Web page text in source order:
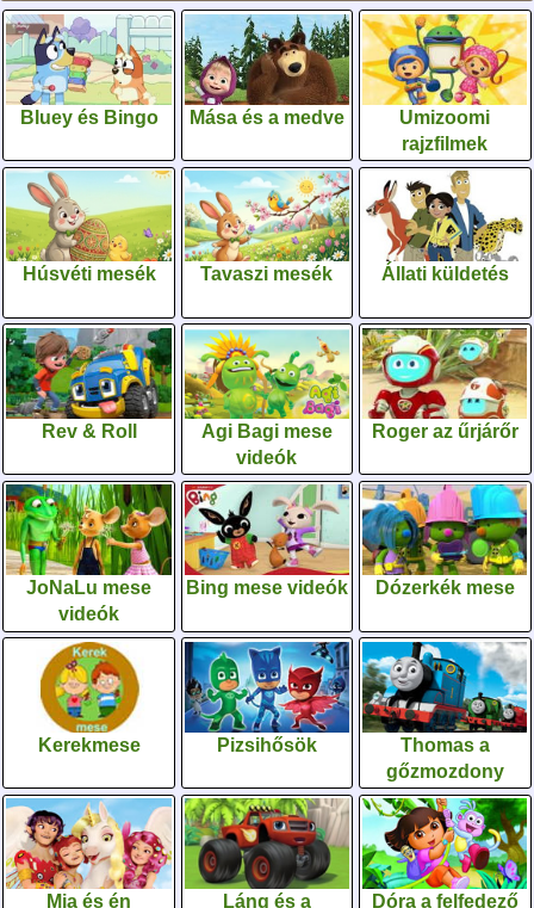
Bluey és Bingo Mása és a medve
Umizoomi
rajzfilmek
Húsvéti mesék Tavaszi mesék Állati küldetés
Rev & Roll
Agi Bagi mese
videók
Roger az űrjárőr
JoNaLu mese
videók
Bing mese videók Dózerkék mese
Kerekmese Pizsihősök
Thomas a
gőzmozdony
Mia és én
Láng és a
Dóra a felfedező